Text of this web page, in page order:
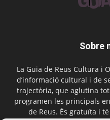
Sobre
La Guia de Reus Cultura i
d’informació cultural i de
trajectòria, que aglutina
programen les principals
de Reus. És gratuïta i